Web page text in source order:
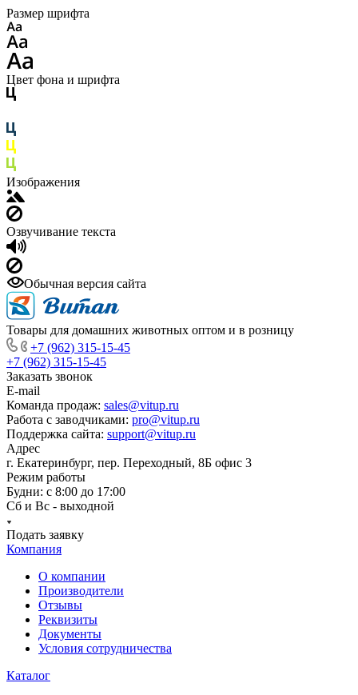
Размер шрифта
Цвет фона и шрифта
Изображения
Озвучивание текста
Обычная версия сайта
Товары для домашних животных оптом и в розницу
+7 (962) 315-15-45
+7 (962) 315-15-45
Заказать звонок
E-mail
Команда продаж: sales@vitup.ru
Работа с заводчиками: pro@vitup.ru
Поддержка сайта: support@vitup.ru
Адрес
г. Екатеринбург, пер. Переходный, 8Б офис 3
Режим работы
Будни: с 8:00 до 17:00
Сб и Вс - выходной
Подать заявку
Компания
О компании
Производители
Отзывы
Реквизиты
Документы
Условия сотрудничества
Каталог